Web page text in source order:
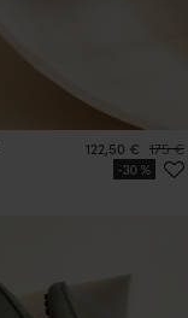
Precio
122,50 € Precio
175 €